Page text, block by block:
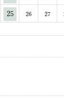
25 26 27